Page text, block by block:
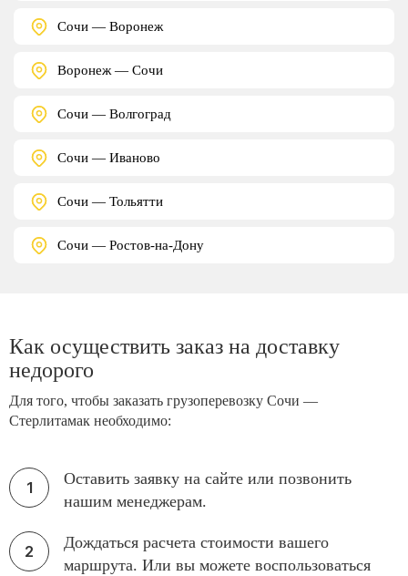
Сочи — Воронеж
Воронеж — Сочи
Сочи — Волгоград
Сочи — Иваново
Сочи — Тольятти
Сочи — Ростов-на-Дону
Как осуществить заказ на доставку
недорого
Для того, чтобы заказать грузоперевозку Сочи —
Стерлитамак необходимо:
Оставить заявку на сайте или позвонить
нашим менеджерам.
Дождаться расчета стоимости вашего
маршрута. Или вы можете воспользоваться